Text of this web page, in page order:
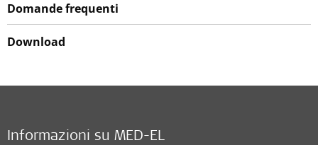
Domande frequenti
Download
Informazioni su MED-EL